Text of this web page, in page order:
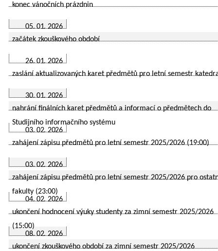
konec vánočních prázdnin
05. 01. 2026
začátek zkouškového období
26. 01. 2026
zaslání aktualizovaných karet předmětů pro letní semestr
30. 01. 2026
nahrání finálních karet předmětů a informací o předmětech do
Studijního informačního systému
03. 02. 2026
zahájení zápisu předmětů pro letní semestr 2025/2026 (19:00)
03. 02. 2026
zahájení zápisu předmětů pro letní semestr 2025/2026 pro
fakulty (23:00)
04. 02. 2026
ukončení hodnocení výuky studenty za zimní semestr 2025/2026
(15:00)
08. 02. 2026
ukončení zkouškového období za zimní semestr 2025/2026